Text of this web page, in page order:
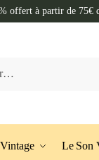
offert à partir de 75€
Le Son